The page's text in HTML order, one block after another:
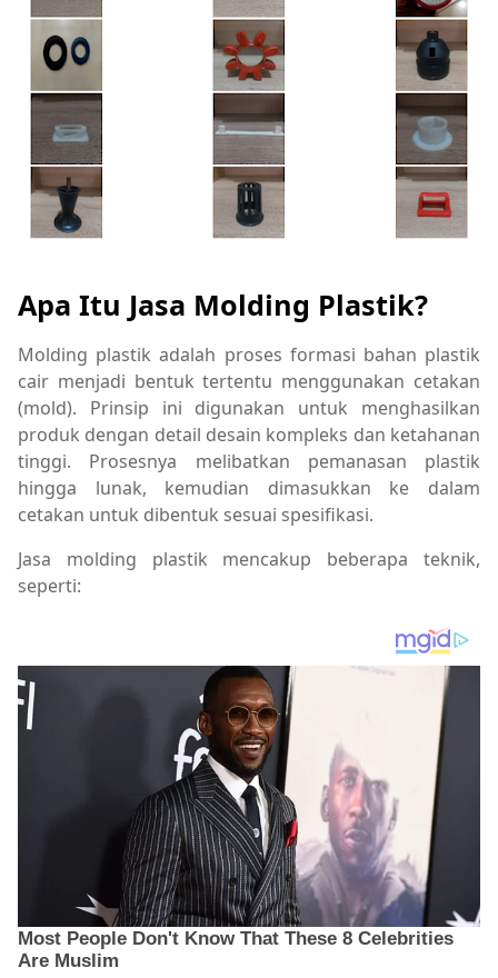
Apa Itu Jasa Molding Plastik?
Molding plastik adalah proses formasi bahan plastik
cair menjadi bentuk tertentu menggunakan cetakan
(mold). Prinsip ini digunakan untuk menghasilkan
produk dengan detail desain kompleks dan ketahanan
tinggi. Prosesnya melibatkan pemanasan plastik
hingga lunak, kemudian dimasukkan ke dalam
cetakan untuk dibentuk sesuai spesifikasi.
Jasa molding plastik mencakup beberapa teknik,
seperti: